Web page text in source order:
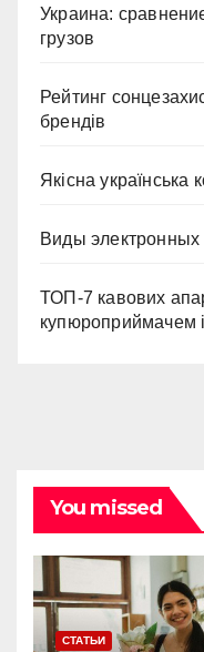
Украина:
грузов
Рейтинг
брендів
Якісна українська
Виды электронных
ТОП-7 кавових
купюроприймачем
You missed
СТАТЬИ